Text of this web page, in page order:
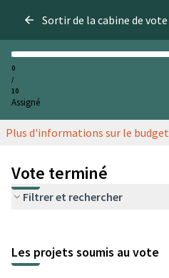
Sortir de la cabine de vote
0
/
10
Assigné
Plus d'informations sur le budget
Vote terminé
Filtrer et rechercher
Les projets soumis au vote